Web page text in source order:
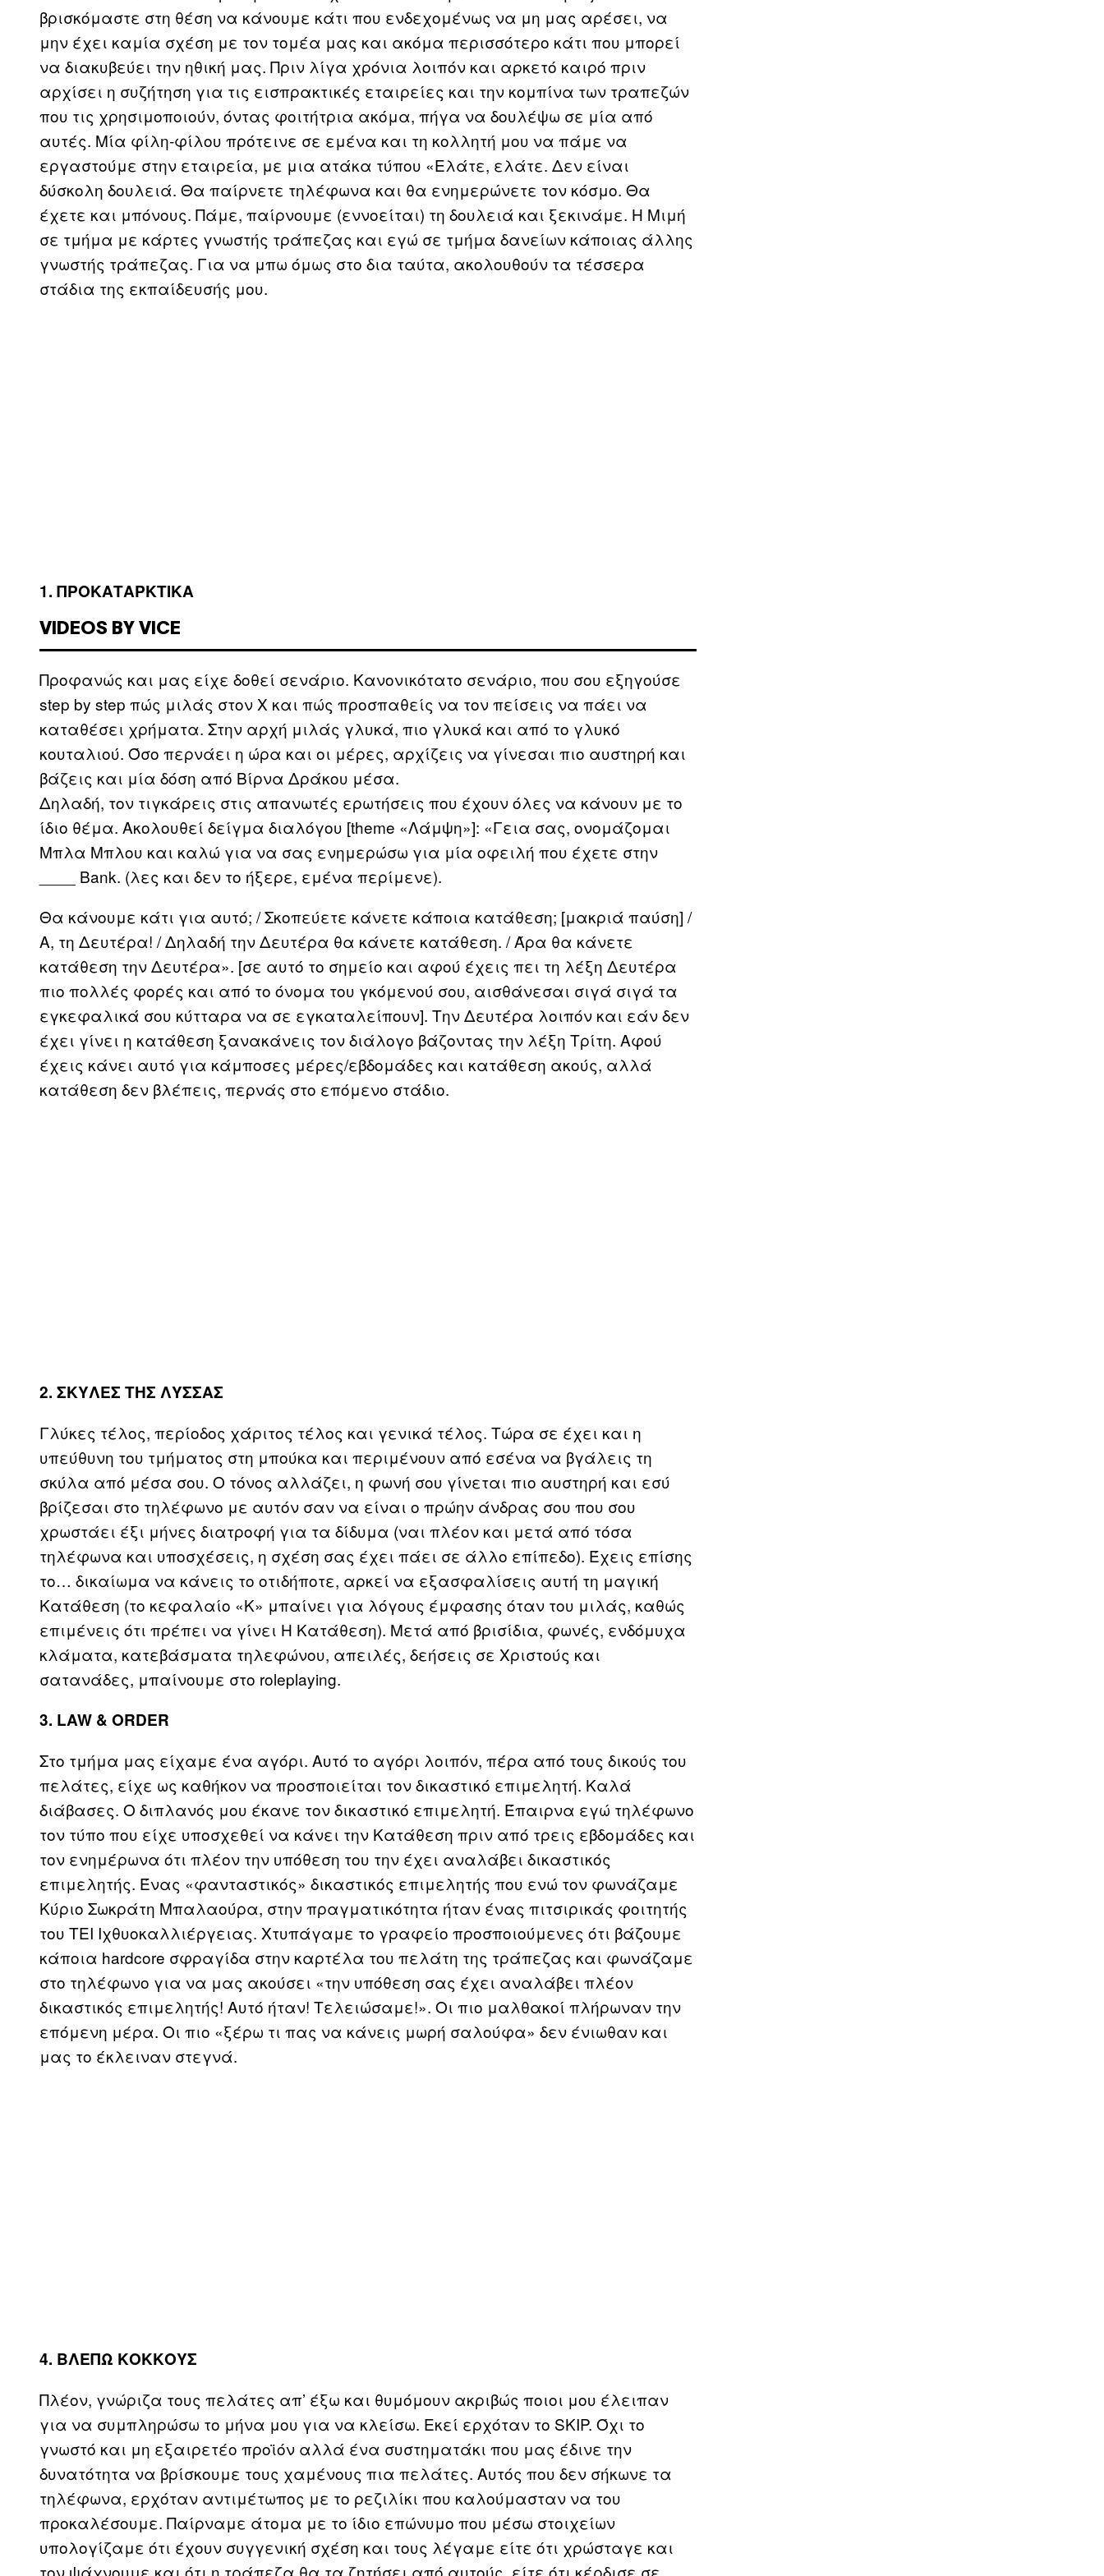
βρισκόμαστε στη θέση να κάνουμε κάτι που ενδεχομένως να μη μας αρέσει, να
μην έχει καμία σχέση με τον τομέα μας και ακόμα περισσότερο κάτι που μπορεί
να διακυβεύει την ηθική μας. Πριν λίγα χρόνια λοιπόν και αρκετό καιρό πριν
αρχίσει η συζήτηση για τις εισπρακτικές εταιρείες και την κομπίνα των τραπεζών
που τις χρησιμοποιούν, όντας φοιτήτρια ακόμα, πήγα να δουλέψω σε μία από
αυτές. Μία φίλη-φίλου πρότεινε σε εμένα και τη κολλητή μου να πάμε να
εργαστούμε στην εταιρεία, με μια ατάκα τύπου «Ελάτε, ελάτε. Δεν είναι
δύσκολη δουλειά. Θα παίρνετε τηλέφωνα και θα ενημερώνετε τον κόσμο. Θα
έχετε και μπόνους. Πάμε, παίρνουμε (εννοείται) τη δουλειά και ξεκινάμε. Η Μιμή
σε τμήμα με κάρτες γνωστής τράπεζας και εγώ σε τμήμα δανείων κάποιας άλλης
γνωστής τράπεζας. Για να μπω όμως στο δια ταύτα, ακολουθούν τα τέσσερα
στάδια της εκπαίδευσής μου.
1. ΠΡΟΚΑΤΑΡΚΤΙΚΑ
VIDEOS BY VICE
Προφανώς και μας είχε δοθεί σενάριο. Κανονικότατο σενάριο, που σου εξηγούσε
step by step πώς μιλάς στον Χ και πώς προσπαθείς να τον πείσεις να πάει να
καταθέσει χρήματα. Στην αρχή μιλάς γλυκά, πιο γλυκά και από το γλυκό
κουταλιού. Όσο περνάει η ώρα και οι μέρες, αρχίζεις να γίνεσαι πιο αυστηρή και
βάζεις και μία δόση από Βίρνα Δράκου μέσα.
Δηλαδή, τον τιγκάρεις στις απανωτές ερωτήσεις που έχουν όλες να κάνουν με το
ίδιο θέμα. Ακολουθεί δείγμα διαλόγου [theme «Λάμψη»]: «Γεια σας, ονομάζομαι
Μπλα Μπλου και καλώ για να σας ενημερώσω για μία οφειλή που έχετε στην
____ Bank. (λες και δεν το ήξερε, εμένα περίμενε).
Θα κάνουμε κάτι για αυτό; / Σκοπεύετε κάνετε κάποια κατάθεση; [μακριά παύση] /
Α, τη Δευτέρα! / Δηλαδή την Δευτέρα θα κάνετε κατάθεση. / Άρα θα κάνετε
κατάθεση την Δευτέρα». [σε αυτό το σημείο και αφού έχεις πει τη λέξη Δευτέρα
πιο πολλές φορές και από το όνομα του γκόμενού σου, αισθάνεσαι σιγά σιγά τα
εγκεφαλικά σου κύτταρα να σε εγκαταλείπουν]. Την Δευτέρα λοιπόν και εάν δεν
έχει γίνει η κατάθεση ξανακάνεις τον διάλογο βάζοντας την λέξη Τρίτη. Αφού
έχεις κάνει αυτό για κάμποσες μέρες/εβδομάδες και κατάθεση ακούς, αλλά
κατάθεση δεν βλέπεις, περνάς στο επόμενο στάδιο.
2. ΣΚΥΛΕΣ ΤΗΣ ΛΥΣΣΑΣ
Γλύκες τέλος, περίοδος χάριτος τέλος και γενικά τέλος. Τώρα σε έχει και η
υπεύθυνη του τμήματος στη μπούκα και περιμένουν από εσένα να βγάλεις τη
σκύλα από μέσα σου. Ο τόνος αλλάζει, η φωνή σου γίνεται πιο αυστηρή και εσύ
βρίζεσαι στο τηλέφωνο με αυτόν σαν να είναι ο πρώην άνδρας σου που σου
χρωστάει έξι μήνες διατροφή για τα δίδυμα (ναι πλέον και μετά από τόσα
τηλέφωνα και υποσχέσεις, η σχέση σας έχει πάει σε άλλο επίπεδο). Έχεις επίσης
το… δικαίωμα να κάνεις το οτιδήποτε, αρκεί να εξασφαλίσεις αυτή τη μαγική
Κατάθεση (το κεφαλαίο «Κ» μπαίνει για λόγους έμφασης όταν του μιλάς, καθώς
επιμένεις ότι πρέπει να γίνει Η Κατάθεση). Μετά από βρισίδια, φωνές, ενδόμυχα
κλάματα, κατεβάσματα τηλεφώνου, απειλές, δεήσεις σε Χριστούς και
σατανάδες, μπαίνουμε στο roleplaying.
3. LAW & ORDER
Στο τμήμα μας είχαμε ένα αγόρι. Αυτό το αγόρι λοιπόν, πέρα από τους δικούς του
πελάτες, είχε ως καθήκον να προσποιείται τον δικαστικό επιμελητή. Καλά
διάβασες. Ο διπλανός μου έκανε τον δικαστικό επιμελητή. Έπαιρνα εγώ τηλέφωνο
τον τύπο που είχε υποσχεθεί να κάνει την Κατάθεση πριν από τρεις εβδομάδες και
τον ενημέρωνα ότι πλέον την υπόθεση του την έχει αναλάβει δικαστικός
επιμελητής. Ένας «φανταστικός» δικαστικός επιμελητής που ενώ τον φωνάζαμε
Κύριο Σωκράτη Μπαλαούρα, στην πραγματικότητα ήταν ένας πιτσιρικάς φοιτητής
του ΤΕΙ Ιχθυοκαλλιέργειας. Χτυπάγαμε το γραφείο προσποιούμενες ότι βάζουμε
κάποια hardcore σφραγίδα στην καρτέλα του πελάτη της τράπεζας και φωνάζαμε
στο τηλέφωνο για να μας ακούσει «την υπόθεση σας έχει αναλάβει πλέον
δικαστικός επιμελητής! Αυτό ήταν! Τελειώσαμε!». Οι πιο μαλθακοί πλήρωναν την
επόμενη μέρα. Οι πιο «ξέρω τι πας να κάνεις μωρή σαλούφα» δεν ένιωθαν και
μας το έκλειναν στεγνά.
4. ΒΛΕΠΩ ΚΟΚΚΟΥΣ
Πλέον, γνώριζα τους πελάτες απ’ έξω και θυμόμουν ακριβώς ποιοι μου έλειπαν
για να συμπληρώσω το μήνα μου για να κλείσω. Εκεί ερχόταν το SKIP. Όχι το
γνωστό και μη εξαιρετέο προϊόν αλλά ένα συστηματάκι που μας έδινε την
δυνατότητα να βρίσκουμε τους χαμένους πια πελάτες. Αυτός που δεν σήκωνε τα
τηλέφωνα, ερχόταν αντιμέτωπος με το ρεζιλίκι που καλούμασταν να του
προκαλέσουμε. Παίρναμε άτομα με το ίδιο επώνυμο που μέσω στοιχείων
υπολογίζαμε ότι έχουν συγγενική σχέση και τους λέγαμε είτε ότι χρώσταγε και